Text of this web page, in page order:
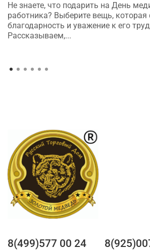
Не знаете, что подарить на День
работника? Выберите вещь,
благодарность и уважение к его
Рассказываем,...
8(499)577 00 24